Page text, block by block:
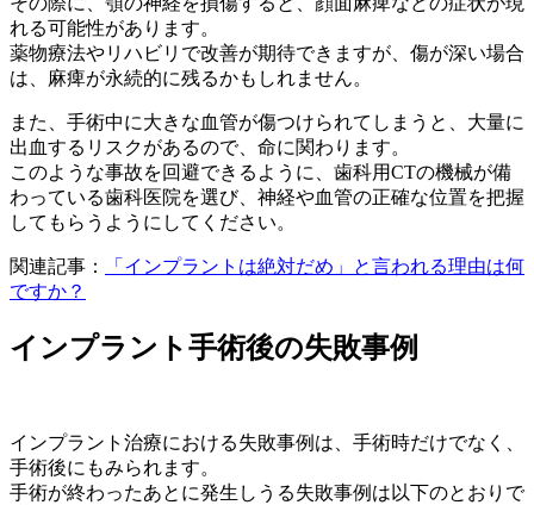
れる可能性があります。
薬物療法やリハビリで改善が期待できますが、傷が深い場合
は、麻痺が永続的に残るかもしれません。
また、手術中に大きな血管が傷つけられてしまうと、大量に
出血するリスクがあるので、命に関わります。
このような事故を回避できるように、歯科用CTの機械が備
わっている歯科医院を選び、神経や血管の正確な位置を把握
してもらうようにしてください。
関連記事：
「インプラントは絶対だめ」と言われる理由は何
ですか？
インプラント手術後の失敗事例
インプラント治療における失敗事例は、手術時だけでなく、
手術後にもみられます。
手術が終わったあとに発生しうる失敗事例は以下のとおりで